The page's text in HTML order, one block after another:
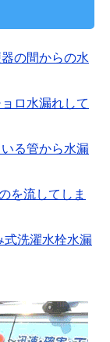
の間からの水
ロ水漏れして
る管から水漏
を流してしま
式洗濯水栓水漏